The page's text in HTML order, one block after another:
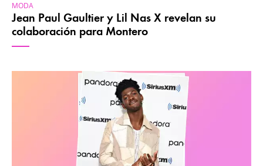
MODA
Jean Paul Gaultier y Lil Nas X revelan su
colaboración para Montero